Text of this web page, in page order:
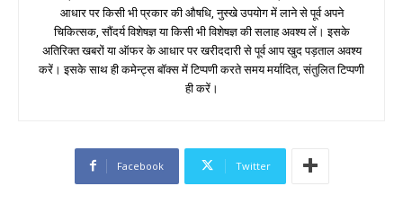
आधार पर किसी भी प्रकार की औषधि, नुस्खे उपयोग में लाने से पूर्व अपने
चिकित्सक, सौंदर्य विशेषज्ञ या किसी भी विशेषज्ञ की सलाह अवश्य लें। इसके
अतिरिक्त खबरों या ऑफर के आधार पर खरीददारी से पूर्व आप खुद पड़ताल अवश्य
करें। इसके साथ ही कमेन्ट्स बॉक्स में टिप्पणी करते समय मर्यादित, संतुलित टिप्पणी
ही करें।
Facebook Twitter